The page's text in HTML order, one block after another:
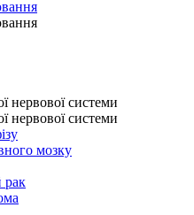
нервової системи
нервової системи
мозку
рак